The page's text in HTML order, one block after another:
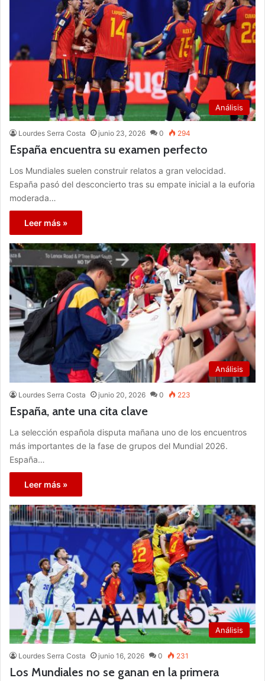
Análisis
Lourdes Serra Costa junio 23, 2026 0 294
España encuentra su examen perfecto
Los Mundiales suelen construir relatos a gran velocidad.
España pasó del desconcierto tras su empate inicial a la euforia
moderada…
Leer más »
Análisis
Lourdes Serra Costa junio 20, 2026 0 223
España, ante una cita clave
La selección española disputa mañana uno de los encuentros
más importantes de la fase de grupos del Mundial 2026.
España…
Leer más »
Análisis
Lourdes Serra Costa junio 16, 2026 0 231
Los Mundiales no se ganan en la primera